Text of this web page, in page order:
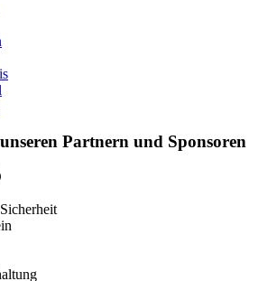
Partnern und Sponsoren